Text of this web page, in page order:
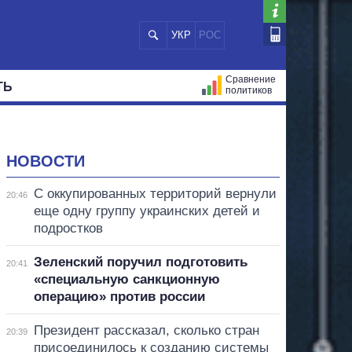
УКР РОС
Сравнение
политиков
НОВОСТИ
20:46
С оккупированных территорий вернули
еще одну группу украинских детей и
подростков
20:41
Зеленский поручил подготовить
«специальную санкционную
операцию» против россии
20:39
Президент рассказал, сколько стран
присоединилось к созданию системы